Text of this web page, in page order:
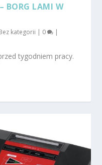
BORG LAMI W
kategorii | 0 |
tygodniem pracy.